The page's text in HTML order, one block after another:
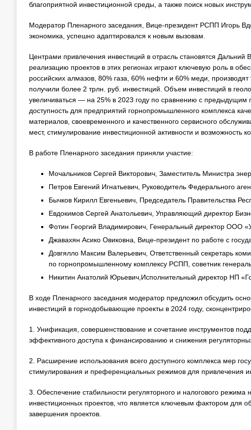
благоприятной инвестиционной среды, а также поиск новых
Модератор Пленарного заседания, Вице-президент РСПП Игорь
экономика, успешно адаптировался к новым вызовам.
Центрами привлечения инвестиций в отрасль становятся Дальний
реализацию проектов в этих регионах играют ключевую роль в
российских алмазов, 80% газа, 60% нефти и 60% меди,
получили более 2 трлн. руб. инвестиций. Объем инвестиций в
увеличиваться — на 25% в 2023 году по сравнению с предыдущим
доступность для предприятий горнопромышленного комплекса
материалов, своевременного и качественного сервисного
мест, стимулирование инвестиционной активности и возможность
В работе Пленарного заседания приняли участие:
Мочальников Сергей Викторович, Заместитель Министра
Петров Евгений Игнатьевич, Руководитель Федерального
Бычков Кирилл Евгеньевич, Председатель Правительства
Евдокимов Сергей Анатольевич, Управляющий директор
Фотин Георгий Владимирович, Генеральный директор ООО
Джавахян Асико Овиковна, Вице-президент по работе с
Довгялло Максим Валерьевич, Ответственный секретарь
по горнопромышленному комплексу РСПП, советник
Никитин Анатолий Юрьевич,Исполнительный директор НП
В ходе Пленарного заседания модератор предложил обсудить
инвестиций в горнодобывающие проекты в 2024 году,
1. Унификация, совершенствование и сочетание инструментов
эффективного доступа к финансированию и снижения
2. Расширение использования всего доступного комплекса мер
стимулирования и преференциальных режимов для привлечения
3. Обеспечение стабильности регуляторного и налогового
инвестиционных проектов, что является ключевым фактором для
завершения проектов.